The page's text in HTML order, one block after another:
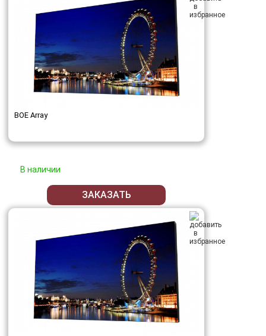
BOE Array
В наличии
ЗАКАЗАТЬ